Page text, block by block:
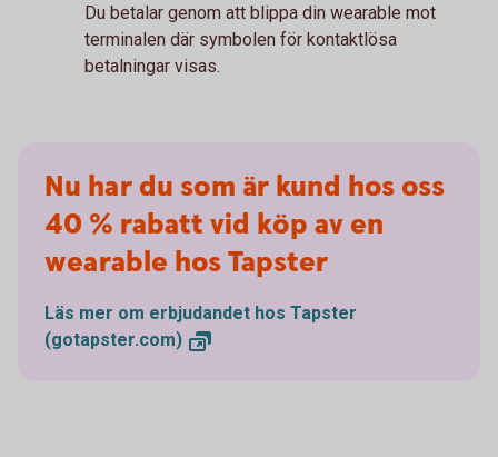
Du betalar genom att blippa din wearable mot
terminalen där symbolen för kontaktlösa
betalningar visas.
Nu har du som är kund hos oss
40 % rabatt vid köp av en
wearable hos Tapster
Läs mer om erbjudandet hos Tapster
(gotapster.com)